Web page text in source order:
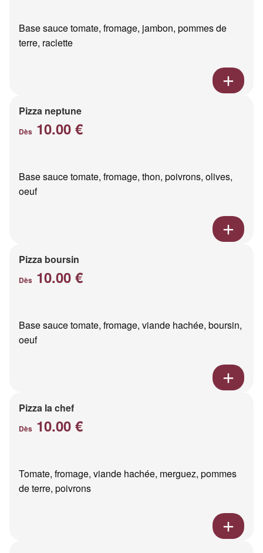
Base sauce tomate, fromage, jambon, pommes de
terre, raclette
Pizza neptune
Dès 10.00 €
Base sauce tomate, fromage, thon, poivrons, olives,
oeuf
Pizza boursin
Dès 10.00 €
Base sauce tomate, fromage, viande hachée, boursin,
oeuf
Pizza la chef
Dès 10.00 €
Tomate, fromage, viande hachée, merguez, pommes
de terre, poivrons